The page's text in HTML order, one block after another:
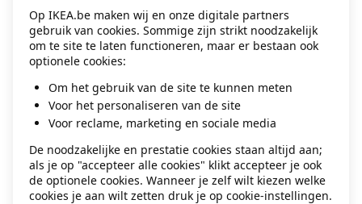
information).
Op IKEA.be maken wij en onze digitale partners
gebruik van cookies. Sommige zijn strikt noodzakelijk
om te site te laten functioneren, maar er bestaan ook
optionele cookies:
Om het gebruik van de site te kunnen meten
Voor het personaliseren van de site
Voor reclame, marketing en sociale media
De noodzakelijke en prestatie cookies staan altijd aan;
als je op "accepteer alle cookies" klikt accepteer je ook
de optionele cookies. Wanneer je zelf wilt kiezen welke
cookies je aan wilt zetten druk je op cookie-instellingen.